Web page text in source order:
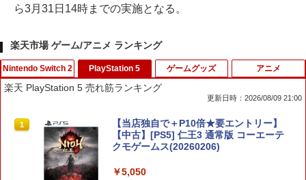
ら3月31日14時までの実施となる。
楽天市場 ゲーム/アニメ ランキング
Nintendo Switch 2
1
KINGDOM HEARTS Collection [I~III]
【Switch2】 POT-P-ABU8A
PlayStation 5
楽天 PlayStation 5 売れ筋ランキング
更新日時：2026/08/09 21:00
1
【当店独自で＋P10倍★要エントリー】
【中古】[PS5] 仁王3 通常版 コーエーテ
クモゲームス(20260206)
￥5,050
ゲームグッズ アニメ